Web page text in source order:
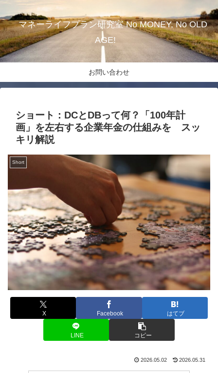
マネーライフプラン研究室 No MONEY, No OLD
AGE!
お問い合わせ
ショート：DCとDBって何？「100年計
画」を左右する企業年金の仕組みを スッ
キリ解説
Short
X Facebook はてブ
LINE コピー
2026.05.02 2026.05.31